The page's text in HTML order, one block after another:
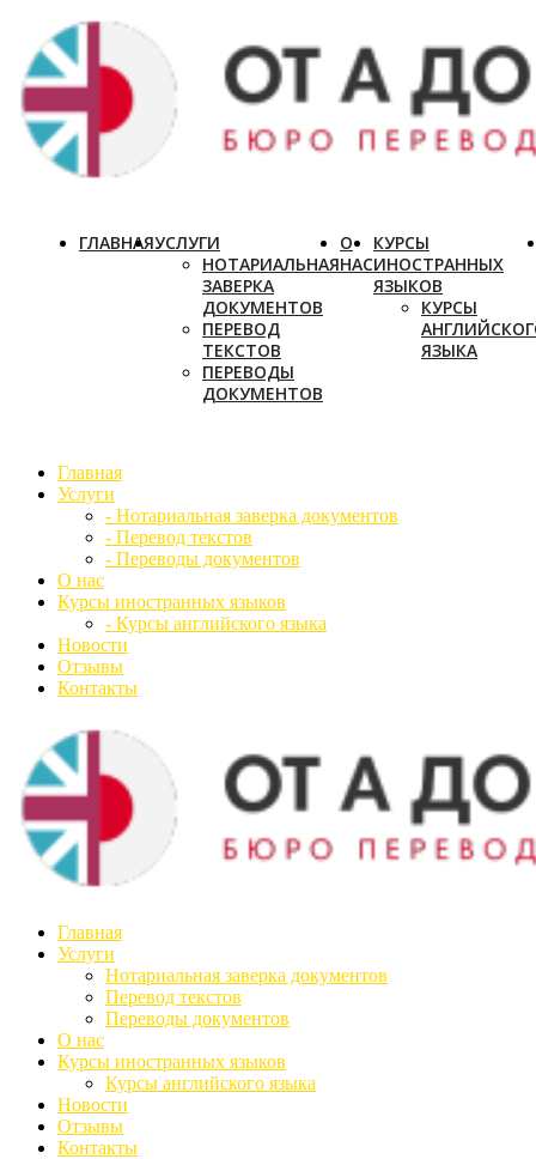
ГЛАВНАЯУСЛУГИ
НОТАРИАЛЬНАЯ
ЗАВЕРКА
ДОКУМЕНТОВ
ПЕРЕВОД
ТЕКСТОВ
ПЕРЕВОДЫ
ДОКУМЕНТОВ
О
НАС
КУРСЫ
ИНОСТРАННЫХ
ЯЗЫКОВ
КУРСЫ
ЯЗЫКА
Главная
Услуги
- Нотариальная заверка документов
- Перевод текстов
- Переводы документов
О нас
Курсы иностранных языков
- Курсы английского языка
Новости
Отзывы
Контакты
Главная
Услуги
Нотариальная заверка документов
Перевод текстов
Переводы документов
О нас
Курсы иностранных языков
Курсы английского языка
Новости
Отзывы
Контакты